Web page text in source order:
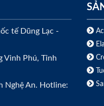
tế Dũng Lạc -
Vinh Phú, Tỉnh
Nghệ An. Hotline: